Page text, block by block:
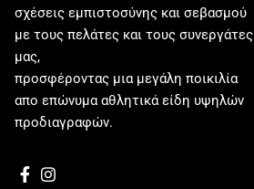
σχέσεις εμπιστοσύνης και σεβασμού
με τους πελάτες και τους συνεργάτες
μας,
προσφέροντας μια μεγάλη ποικιλία
απο επώνυμα αθλητικά είδη υψηλών
προδιαγραφών.